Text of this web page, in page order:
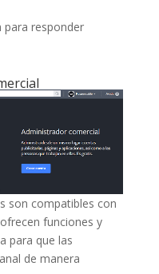
para responder
son compatibles con
funciones y
para que las
de manera